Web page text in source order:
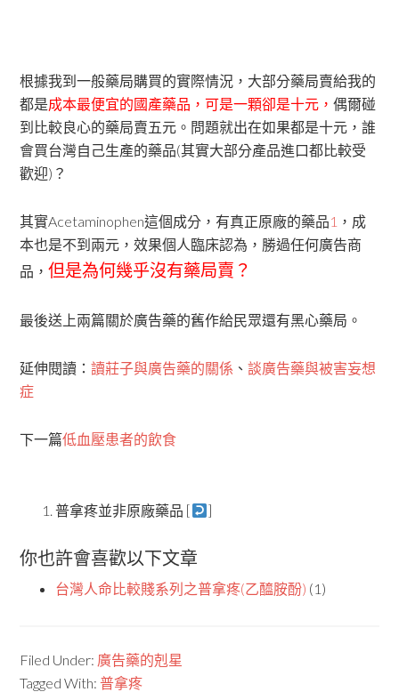
根據我到一般藥局購買的實際情況，大部分藥局賣給我的
都是成本最便宜的國產藥品，可是一顆卻是十元，偶爾碰
到比較良心的藥局賣五元。問題就出在如果都是十元，誰
會買台灣自己生產的藥品(其實大部分產品進口都比較受
歡迎)？
其實Acetaminophen這個成分，有真正原廠的藥品1 ，成
本也是不到兩元，效果個人臨床認為，勝過任何廣告商
品，但是為何幾乎沒有藥局賣？
最後送上兩篇關於廣告藥的舊作給民眾還有黑心藥局。
延伸閱讀：讀莊子與廣告藥的關係 、談廣告藥與被害妄想
症
下一篇低血壓患者的飲食
普拿疼並非原廠藥品 [ ]
你也許會喜歡以下文章
台灣人命比較賤系列之普拿疼(乙醯胺酚) (1)
Filed Under: 廣告藥的剋星
Tagged With:普拿疼